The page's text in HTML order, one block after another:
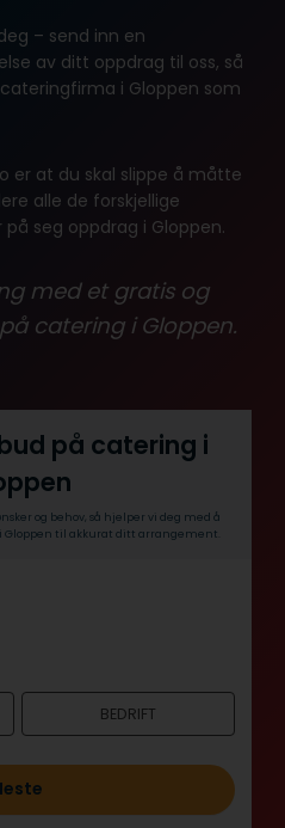
– send inn en
av ditt oppdrag til oss, så
i Gloppen som
er at du skal slippe å måtte
alle de forskjellige
seg oppdrag i Gloppen.
med et gratis og
catering i Gloppen.
på catering i
og behov, så hjelper vi deg med å
til akkurat ditt arrangement.
BEDRIFT